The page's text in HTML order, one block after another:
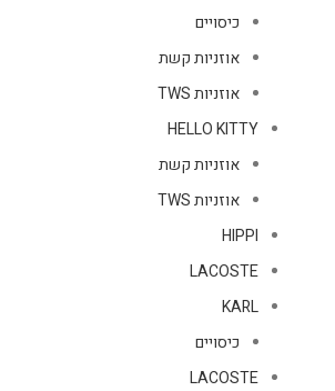
כיסויים
אוזניות קשת
אוזניות TWS
HELLO KITTY
אוזניות קשת
אוזניות TWS
HIPPI
LACOSTE
KARL
כיסויים
LACOSTE